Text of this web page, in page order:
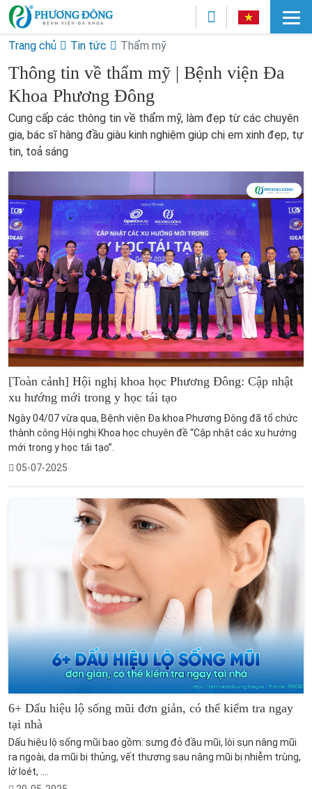
Trang chủ Tin tức Thẩm mỹ
Thông tin về thẩm mỹ | Bệnh viện Đa
Khoa Phương Đông
Cung cấp các thông tin về thẩm mỹ, làm đẹp từ các chuyên
gia, bác sĩ hàng đầu giàu kinh nghiệm giúp chị em xinh đẹp, tự
tin, toả sáng
[Toàn cảnh] Hội nghị khoa học Phương Đông: Cập nhật
xu hướng mới trong y học tái tạo
Ngày 04/07 vừa qua, Bệnh viện Đa khoa Phương Đông đã tổ chức
thành công Hội nghị Khoa học chuyên đề “Cập nhật các xu hướng
mới trong y học tái tạo”.
05-07-2025
6+ Dấu hiệu lộ sống mũi đơn giản, có thể kiểm tra ngay
tại nhà
Dấu hiệu lộ sống mũi bao gồm: sưng đỏ đầu mũi, lòi sụn nâng mũi
ra ngoài, da mũi bị thủng, vết thương sau nâng mũi bị nhiễm trùng,
lở loét, ....